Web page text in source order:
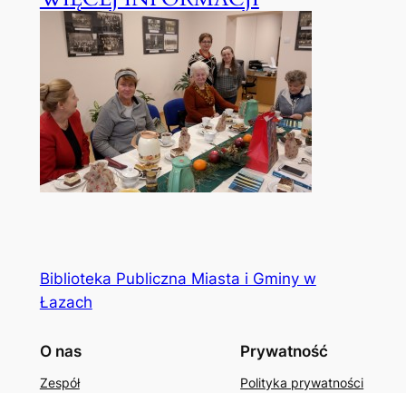
Biblioteka Publiczna Miasta i Gminy w
Łazach
O nas
Zespół
Prywatność
Polityka prywatności